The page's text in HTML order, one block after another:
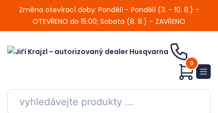
Změna otevírací doby: Pondělí - Pondělí (3. - 10. 8.) -
OTEVŘENO do 15:00; Sobota (8. 8.) – ZAVŘENO
0